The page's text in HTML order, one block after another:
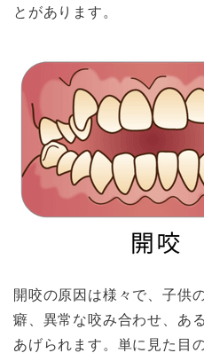
とがあります。
開咬の原因は様々で、子供
癖、異常な咬み合わせ、あ
あげられます。単に見た目